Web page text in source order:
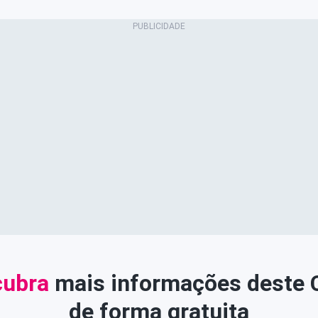
mais informações deste
de forma gratuita